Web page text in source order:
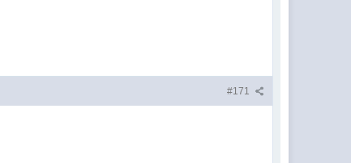
#171